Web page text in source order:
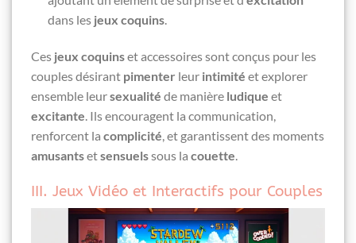
dans les jeux coquins.
Ces jeux coquinset accessoires sont conçus pour les
couples désirant pimenter leur intimité et explorer
ensemble leursexualité de manière ludique et
excitante . Ils encouragent la communication,
renforcent la complicité , et garantissent des moments
amusantsetsensuelssous la couette
III. Jeux Vidéo et Interactifs pour Couples